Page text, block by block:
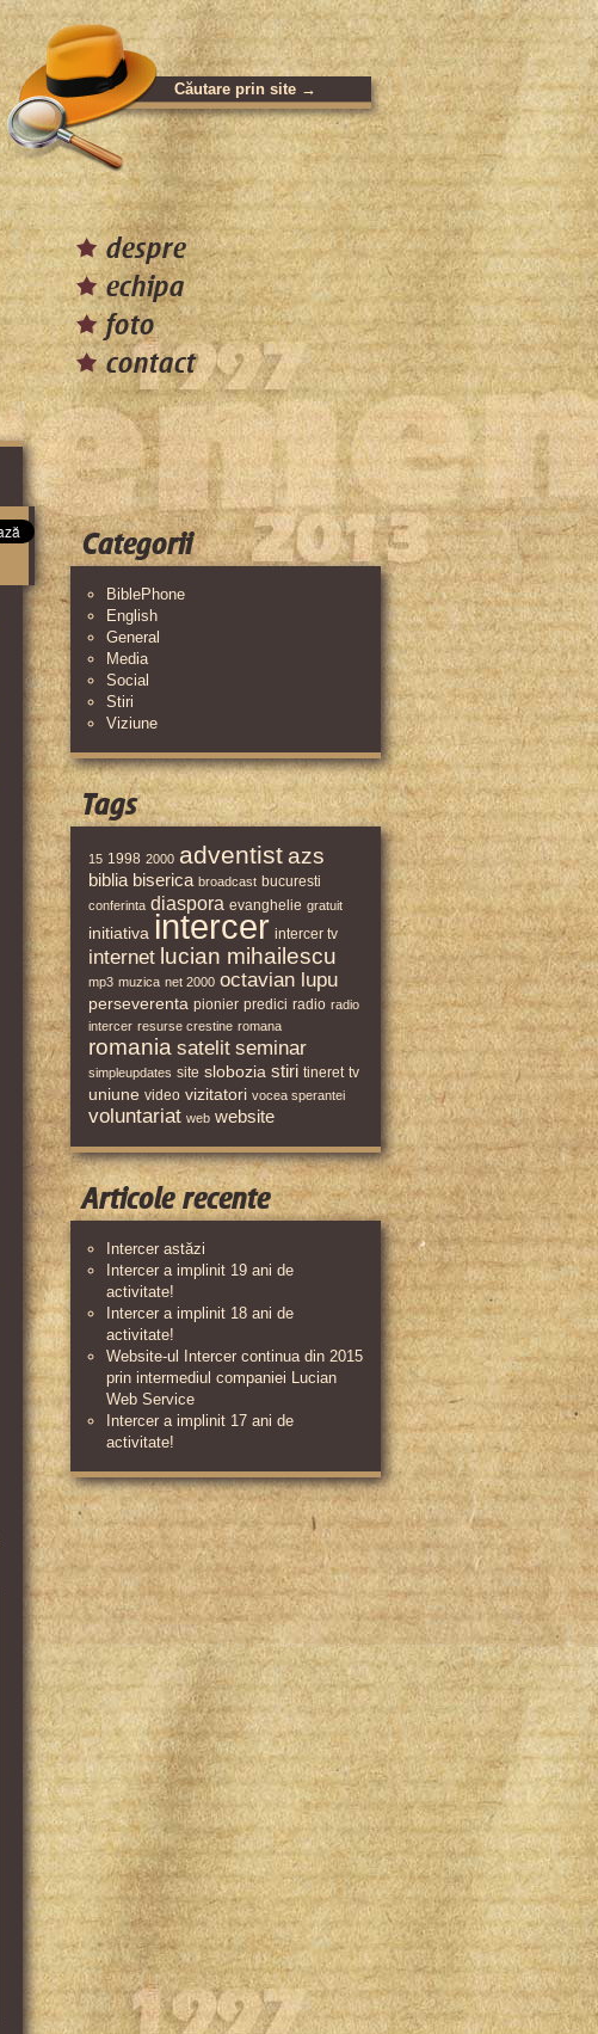
despre
echipa
foto
contact
Categorii
BiblePhone
English
General
Media
Social
Stiri
Viziune
Tags
15 1998 2000 adventistazs
biblia biserica broadcast bucuresti
conferinta diaspora evanghelie gratuit
initiativa intercer intercer tv
internet lucian mihailescu
mp3 muzica net 2000 octavian lupu
perseverenta pionier predici radio radio
intercer resurse crestine romana
romania satelit seminar
simpleupdates site slobozia stiri tineret tv
uniune video vizitatori vocea sperantei
voluntariat web website
Articole recente
Intercer astăzi
Intercer a implinit 19 ani de
activitate!
Intercer a implinit 18 ani de
activitate!
Website-ul Intercer continua din 2015
prin intermediul companiei Lucian
Web Service
Intercer a implinit 17 ani de
activitate!